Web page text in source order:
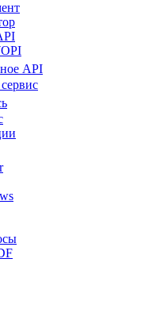
API